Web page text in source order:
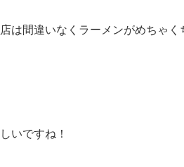
は間違いなくラーメンがめちゃく
いですね！